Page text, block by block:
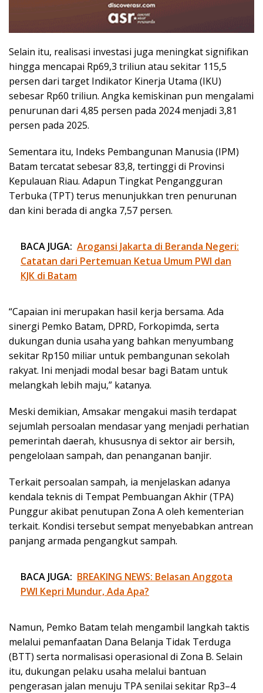
Selain itu, realisasi investasi juga meningkat signifikan
hingga mencapai Rp69,3 triliun atau sekitar 115,5
persen dari target Indikator Kinerja Utama (IKU)
sebesar Rp60 triliun. Angka kemiskinan pun mengalami
penurunan dari 4,85 persen pada 2024 menjadi 3,81
persen pada 2025.
Sementara itu, Indeks Pembangunan Manusia (IPM)
Batam tercatat sebesar 83,8, tertinggi di Provinsi
Kepulauan Riau. Adapun Tingkat Pengangguran
Terbuka (TPT) terus menunjukkan tren penurunan
dan kini berada di angka 7,57 persen.
BACA JUGA: Arogansi Jakarta di Beranda Negeri:
Catatan dari Pertemuan Ketua Umum PWI dan
KJK di Batam
“Capaian ini merupakan hasil kerja bersama. Ada
sinergi Pemko Batam, DPRD, Forkopimda, serta
dukungan dunia usaha yang bahkan menyumbang
sekitar Rp150 miliar untuk pembangunan sekolah
rakyat. Ini menjadi modal besar bagi Batam untuk
melangkah lebih maju,” katanya.
Meski demikian, Amsakar mengakui masih terdapat
sejumlah persoalan mendasar yang menjadi perhatian
pemerintah daerah, khususnya di sektor air bersih,
pengelolaan sampah, dan penanganan banjir.
Terkait persoalan sampah, ia menjelaskan adanya
kendala teknis di Tempat Pembuangan Akhir (TPA)
Punggur akibat penutupan Zona A oleh kementerian
terkait. Kondisi tersebut sempat menyebabkan antrean
panjang armada pengangkut sampah.
BACA JUGA: BREAKING NEWS: Belasan Anggota
PWI Kepri Mundur, Ada Apa?
Namun, Pemko Batam telah mengambil langkah taktis
melalui pemanfaatan Dana Belanja Tidak Terduga
(BTT) serta normalisasi operasional di Zona B. Selain
itu, dukungan pelaku usaha melalui bantuan
pengerasan jalan menuju TPA senilai sekitar Rp3–4